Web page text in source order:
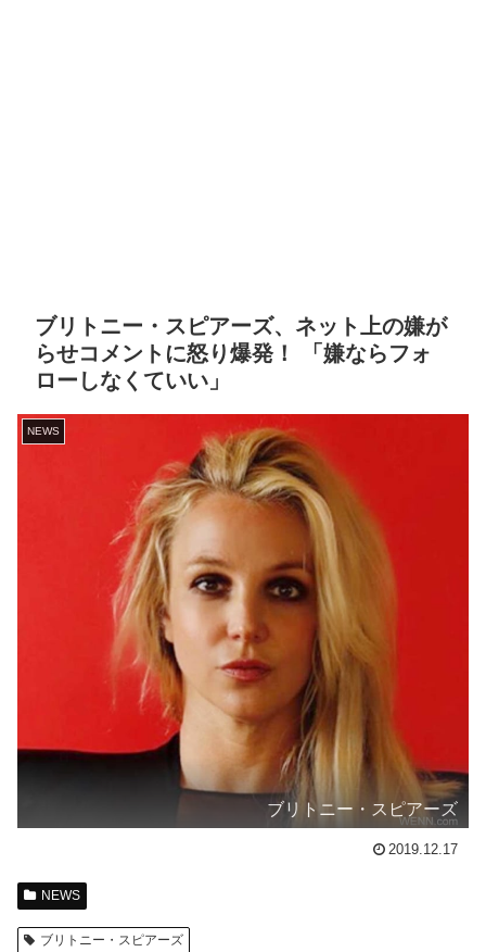
ブリトニー・スピアーズ、ネット上の嫌が
らせコメントに怒り爆発！ 「嫌ならフォ
ローしなくていい」
NEWS
ブリトニー・スピアーズ
2019.12.17
NEWS
ブリトニー・スピアーズ